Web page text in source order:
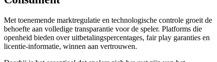
Met toenemende marktregulatie en technologische controle groeit de
behoefte aan volledige transparantie voor de speler. Platforms die
openheid bieden over uitbetalingspercentages, fair play garanties en
licentie-informatie, winnen aan vertrouwen.